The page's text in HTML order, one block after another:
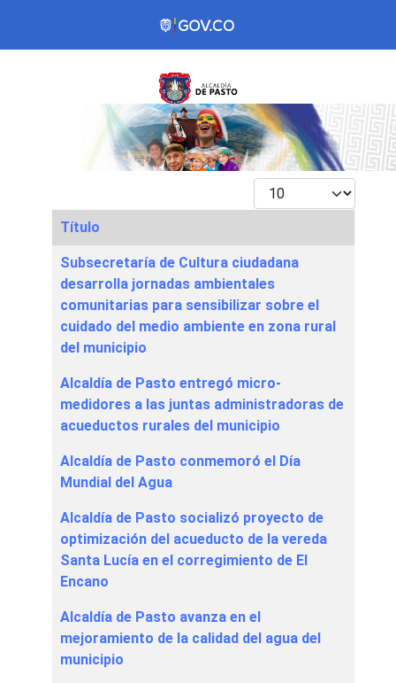
Mostrar #
Articles
Título
Subsecretaría de Cultura ciudadana
desarrolla jornadas ambientales
comunitarias para sensibilizar sobre el
cuidado del medio ambiente en zona rural
del municipio
Alcaldía de Pasto entregó micro-
medidores a las juntas administradoras de
acueductos rurales del municipio
Alcaldía de Pasto conmemoró el Día
Mundial del Agua
Alcaldía de Pasto socializó proyecto de
optimización del acueducto de la vereda
Santa Lucía en el corregimiento de El
Encano
Alcaldía de Pasto avanza en el
mejoramiento de la calidad del agua del
municipio